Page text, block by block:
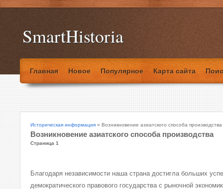
SmartHistoria
Главная Новое Популярное Карта сайта
Историческая информация » Возникновение азиатского способа производства
Возникновение азиатского способа производства
Страница 1
Благодаря независимости наша страна достигла больших
демократического правового государства с рыночной